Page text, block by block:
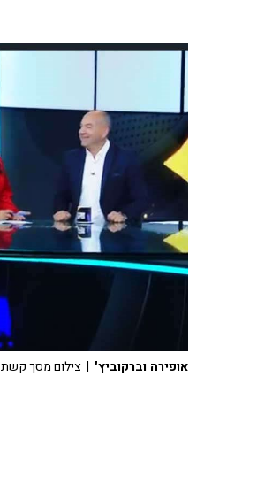
אופירה וברקוביץ' | צילום מסך קשת 12